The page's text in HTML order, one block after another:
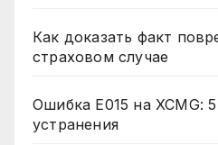
Как доказать факт
страховом случае
Ошибка E015 на XCMG:
устранения